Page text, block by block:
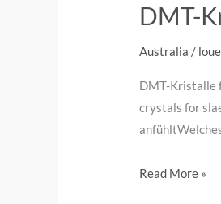
DMT-
Australia /
DMT-Kristalle
crystals for
Read More »